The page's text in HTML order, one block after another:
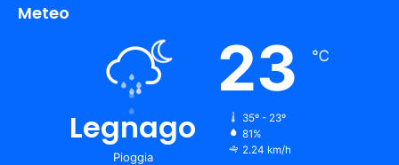
Meteo
Legnago
Pioggia
23 ℃
35º - 23º
81%
2.24 km/h